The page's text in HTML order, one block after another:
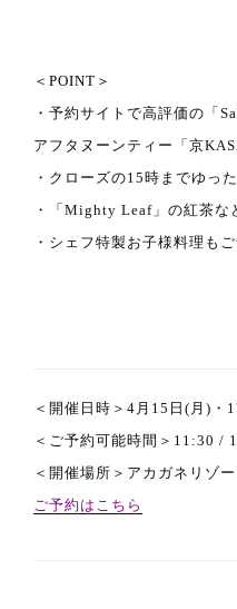
＜POINT＞
・予約サイトで高評価の「
アフタヌーンティー「京
・クローズの15時までゆった
・「Mighty Leaf」の紅茶な
・シェフ特製お子様料理もご
＜開催日時＞4月15日(月)・
＜ご予約可能時間＞11:30 /
＜開催場所＞アカガネリゾ
ご予約はこちら